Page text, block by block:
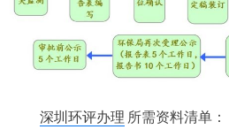
深圳环评办理 所需资料清单：